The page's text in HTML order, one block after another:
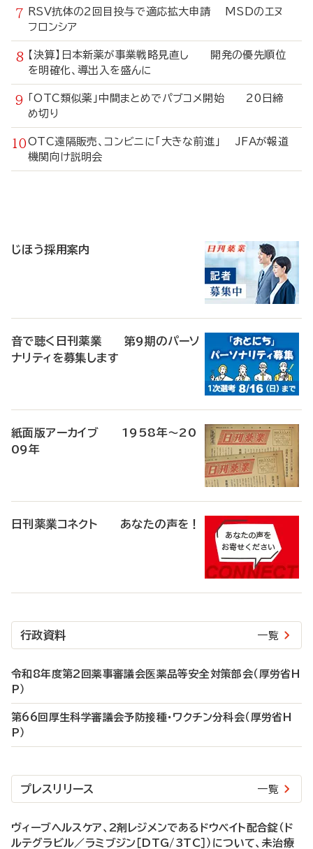
RSV抗体の2回目投与で適応拡大申請 MSDのエヌ
フロンシア
【決算】日本新薬が事業戦略見直し 開発の優先順位
を明確化、導出入を盛んに
「OTC類似薬」中間まとめでパブコメ開始 20日締
め切り
OTC遠隔販売、コンビニに「大きな前進」 JFAが報道
機関向け説明会
じほう採用案内
音で聴く日刊薬業 第9期のパーソ
ナリティを募集します
紙面版アーカイブ 1958年～20
09年
日刊薬業コネクト あなたの声を！
行政資料 一覧
令和8年度第2回薬事審議会医薬品等安全対策部会（厚労省H
P）
第66回厚生科学審議会予防接種・ワクチン分科会（厚労省H
P）
プレスリリース 一覧
ヴィーブヘルスケア、2剤レジメンであるドウベイト配合錠（ド
ルテグラビル／ラミブジン［DTG/3TC］）について、未治療